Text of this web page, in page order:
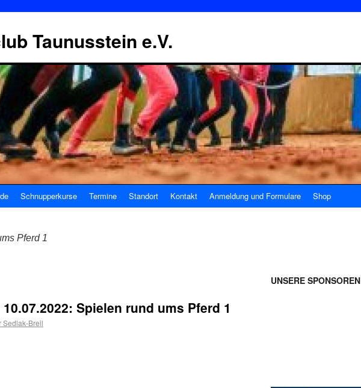
Taunusstein e.V.
Schnupperkurse Termine Standort Kontakt Anmeldung und Formulare Shop
Pferd 1
Spielen rund ums Pferd 1
Sedlak-Breil
UNSERE SPONSOREN